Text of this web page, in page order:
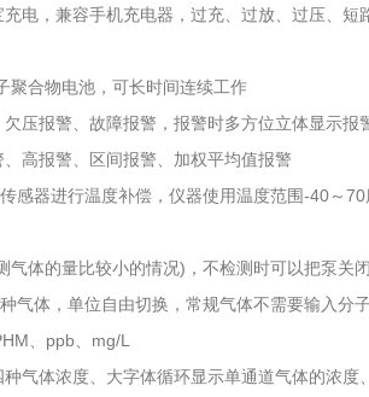
电，兼容手机充电器，过充、过放、过压、
聚合物电池，可长时间连续工作
压报警、故障报警，报警时多方位立体显示报
高报警、区间报警、加权平均值报警
感器进行温度补偿，仪器使用温度范围-40～
体的量比较小的情况)，不检测时可以把泵关
气体，单位自由切换，常规气体不需要输入分
、ppb、mg/L
气体浓度、大字体循环显示单通道气体的浓